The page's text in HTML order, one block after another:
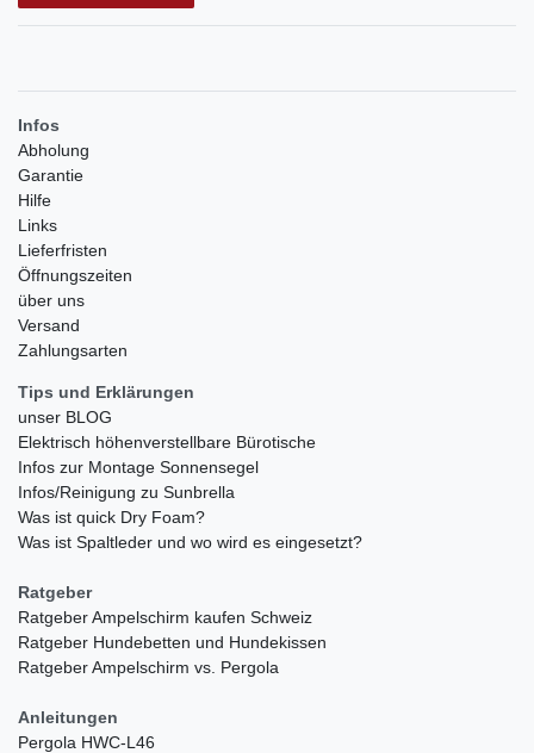
Infos
Abholung
Garantie
Hilfe
Links
Lieferfristen
Öffnungszeiten
über uns
Versand
Zahlungsarten
Tips und Erklärungen
unser BLOG
Elektrisch höhenverstellbare Bürotische
Infos zur Montage Sonnensegel
Infos/Reinigung zu Sunbrella
Was ist quick Dry Foam?
Was ist Spaltleder und wo wird es eingesetzt?
Ratgeber
Ratgeber Ampelschirm kaufen Schweiz
Ratgeber Hundebetten und Hundekissen
Ratgeber Ampelschirm vs. Pergola
Anleitungen
Pergola HWC-L46